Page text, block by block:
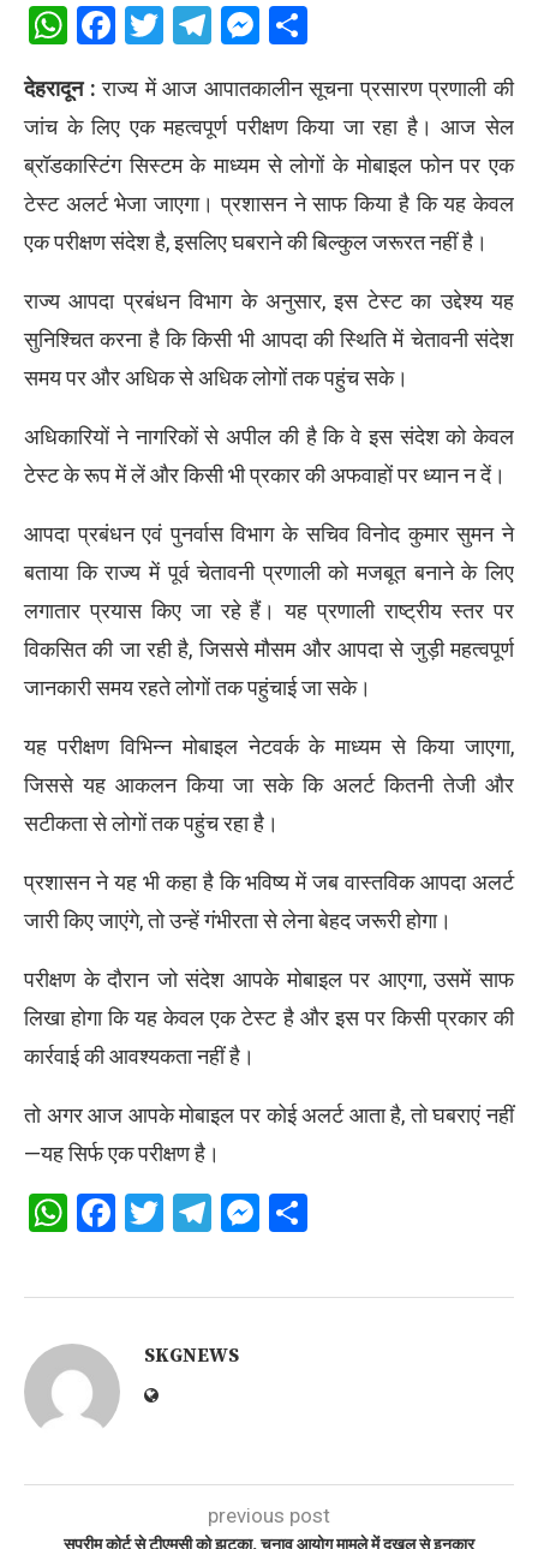
WhatsApp
Facebook
Twitter
Telegram
Messenger
देहरादून : राज्य में आज आपातकालीन सूचना प्रसारण प्रणाली की
जांच के लिए एक महत्वपूर्ण परीक्षण किया जा रहा है।आज सेल
ब्रॉडकास्टिंग सिस्टम के माध्यम से लोगों के मोबाइल फोन पर एक
टेस्ट अलर्ट भेजा जाएगा। प्रशासन ने साफ किया है कि यह केवल
एक परीक्षण संदेश है, इसलिए घबराने की बिल्कुल जरूरत नहीं है।
राज्य आपदा प्रबंधन विभाग के अनुसार, इस टेस्ट का उद्देश्य यह
सुनिश्चित करना है कि किसी भी आपदा की स्थिति में चेतावनी संदेश
समय पर और अधिक से अधिक लोगों तक पहुंच सके।
अधिकारियों ने नागरिकों से अपील की है कि वे इस संदेश को केवल
टेस्ट के रूप में लें और किसी भी प्रकार की अफवाहों पर ध्यान न दें।
आपदा प्रबंधन एवं पुनर्वास विभाग के सचिव विनोद कुमार सुमन ने
बताया कि राज्य में पूर्व चेतावनी प्रणाली को मजबूत बनाने के लिए
लगातार प्रयास किए जा रहे हैं। यह प्रणाली राष्ट्रीय स्तर पर
विकसित की जा रही है, जिससे मौसम और आपदा से जुड़ी महत्वपूर्ण
जानकारी समय रहते लोगों तक पहुंचाई जा सके।
यह परीक्षण विभिन्न मोबाइल नेटवर्क के माध्यम से किया जाएगा,
जिससे यह आकलन किया जा सके कि अलर्ट कितनी तेजी और
सटीकता से लोगों तक पहुंच रहा है।
प्रशासन ने यह भी कहा है कि भविष्य में जब वास्तविक आपदा अलर्ट
जारी किए जाएंगे, तो उन्हें गंभीरता से लेना बेहद जरूरी होगा।
परीक्षण के दौरान जो संदेश आपके मोबाइल पर आएगा, उसमें साफ
लिखा होगा कि यह केवल एक टेस्ट है और इस पर किसी प्रकार की
कार्रवाई की आवश्यकता नहीं है।
तो अगर आज आपके मोबाइल पर कोई अलर्ट आता है, तो घबराएं नहीं
—यह सिर्फ एक परीक्षण है।
WhatsApp
Facebook
Twitter
Telegram
Messenger
SKGNEWS
previous post